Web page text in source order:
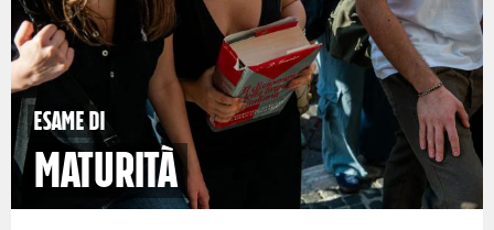
esame di
maturità